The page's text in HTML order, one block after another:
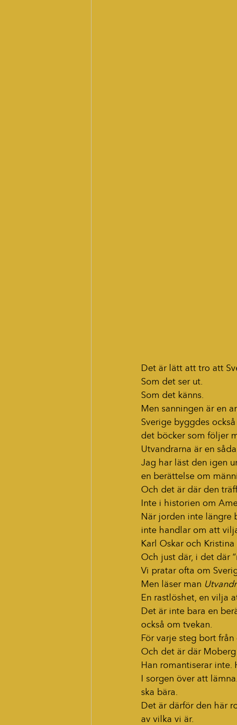
Det är lätt att tro att
Som det ser ut.
Som det känns.
Men sanningen är en
Sverige byggdes
det böcker som följer
Utvandrarna är en
Jag har läst den igen
en berättelse om
Och det är där den
Inte i historien om
När jorden inte längre
inte handlar om att
Karl Oskar och
Och just där, i det där
Vi pratar ofta om
Men läser man
En rastlöshet, en vilja
Det är inte bara en
också om tvekan.
För varje steg bort
Och det är där
Han romantiserar inte.
I sorgen över att
ska bära.
Det är därför den här
av vilka vi är.